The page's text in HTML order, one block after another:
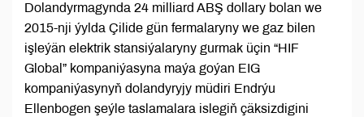
Dolandyrmagynda 24 milliard ABŞ dollary bolan we
2015-nji ýylda Çilide gün fermalaryny we gaz bilen
işleýän elektrik stansiýalaryny gurmak üçin “HIF
Global” kompaniýasyna maýa goýan EIG
kompaniýasynyň dolandyryjy müdiri Endrýu
Ellenbogen şeýle taslamalara islegiň çäksizdigini